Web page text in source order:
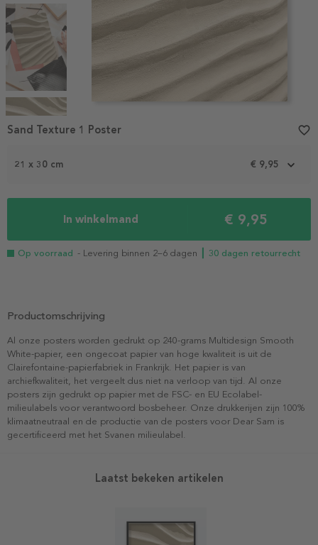
Item
1
21 x 30 cm € 9,95
In winkelmand € 9,95
Op voorraad - Levering binnen 2–6 dagen ┃ 30 dagen retourrecht
Sand Texture 1 Poster favorite_border
Productomschrijving
Al onze posters worden gedrukt op 240-grams Multidesign Smooth
White-papier, een ongecoat papier van hoge kwaliteit is uit de
Clairefontaine-papierfabriek in Frankrijk. Het papier is van
archiefkwaliteit, het vergeelt dus niet na verloop van tijd. Al onze
posters zijn gedrukt op papier met de FSC- en EU Ecolabel-
milieulabels voor verantwoord bosbeheer. Onze drukkerijen zijn 100%
klimaatneutraal en de productie van de posters voor Dear Sam is
gecertificeerd met het Svanen milieulabel.
Laatst bekeken artikelen